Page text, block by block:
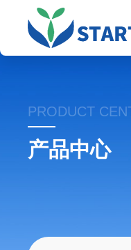
PRODUCT
产品中心